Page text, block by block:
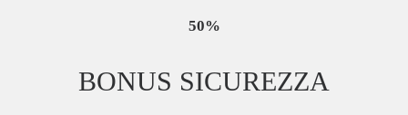
50%
BONUS SICUREZZA